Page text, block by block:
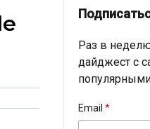
Раз в
дайджест с
Email